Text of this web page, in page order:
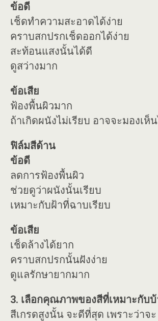
ข้อดี
เช็ดทำความสะอาดได้ง่าย
คราบสกปรกเช็ดออกได้ง่าย
สะท้อนแสงนั้นได้ดี
ดูสว่างมาก
ข้อเสีย
ฟ้องพื้นผิวมาก
ถ้าเกิดผนังไม่เรียบ อาจจะมองเห็
ฟิล์มสีด้าน
ข้อดี
ลดการฟ้องพื้นผิว
ช่วยดูว่าผนังนั้นเรียบ
เหมาะกับฝ้าที่ฉาบเรียบ
ข้อเสีย
เช็ดล้างได้ยาก
คราบสกปรกนั้นฝังง่าย
ดูแลรักษายากมาก
3. เลือกคุณภาพของสีที่เหมาะกับ
สีเกรดสูงนั้น จะดีที่สุด เพราะว่าจ